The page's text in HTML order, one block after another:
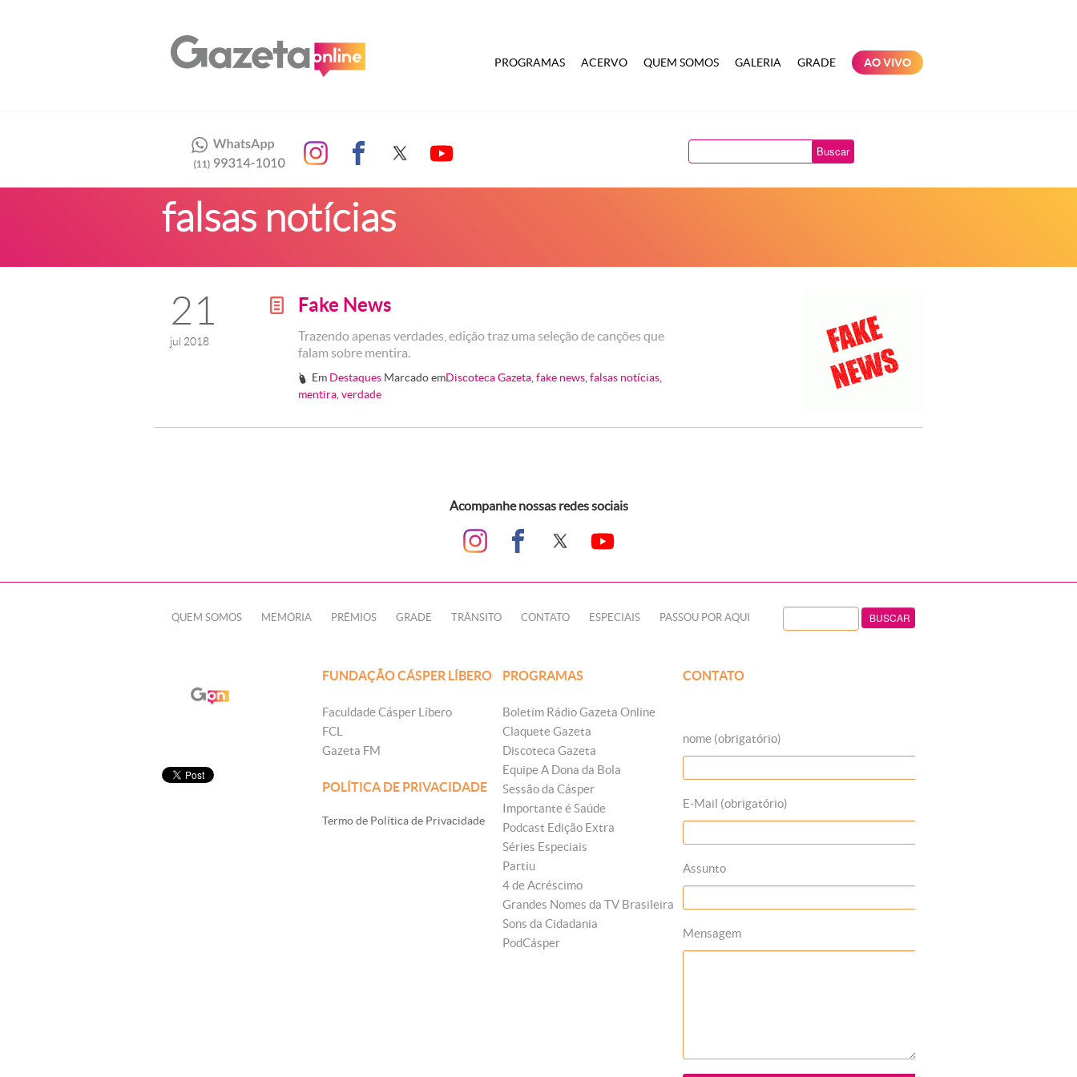
PROGRAMAS ACERVO QUEM SOMOS GALERIA GRADE AO VIVO
Buscar
falsas notícias
21
jul 2018
g Fake News
Trazendo apenas verdades, edição traz uma seleção de canções que
falam sobre mentira.
# Em Destaques Marcado emDiscoteca Gazeta ,fake news ,falsas notícias
mentira verdade
Acompanhe nossas redes sociais
QUEM SOMOS MEMÓRIA PRÊMIOS GRADE TRÂNSITO CONTATO ESPECIAIS PASSOU POR AQUI
FUNDAÇÃO CÁSPER LÍBERO
Faculdade Cásper Líbero
FCL
Gazeta FM
POLÍTICA DE PRIVACIDADE
Termo de Política de Privacidade
PROGRAMAS
Boletim Rádio Gazeta Online
Claquete Gazeta
Discoteca Gazeta
Equipe A Dona da Bola
Sessão da Cásper
Importante é Saúde
Podcast Edição Extra
Séries Especiais
Partiu
4 de Acréscimo
Grandes Nomes da TV Brasileira
Sons da Cidadania
PodCásper
CONTATO
nome (obrigatório)
E-Mail (obrigatório)
Assunto
Mensagem